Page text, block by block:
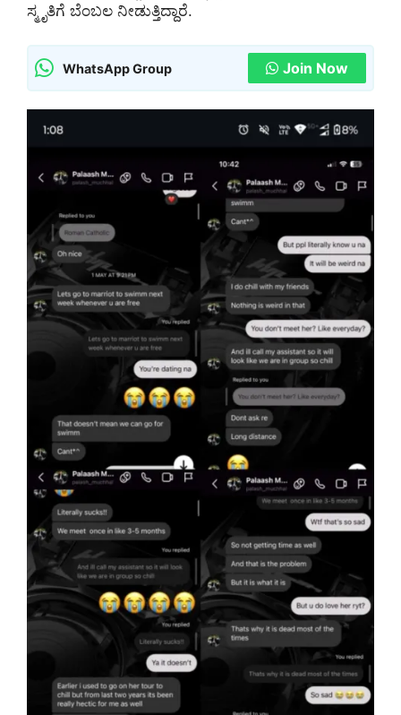
ಸ್ಮೃತಿಗೆ ಬೆಂಬಲ ನೀಡುತ್ತಿದ್ದಾರೆ.
WhatsApp Group Join Now